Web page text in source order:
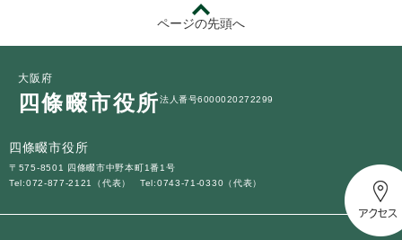
ページの先頭へ
大阪府
四條畷市役所法人番号6000020272299
四條畷市役所
〒575-8501 四條畷市中野本町1番1号
Tel:072-877-2121（代表）
Tel:0743-71-0330（代表）